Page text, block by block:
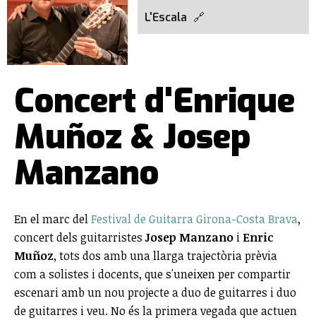
L'Escala
Concert d'Enrique
Muñoz & Josep
Manzano
En el marc delFestival de Guitarra Girona-Costa Brava,
concert dels guitarristesJosep Manzano i Enric
Muñoz, tots dos amb una llarga trajectòria prèvia
com a solistes i docents, que s'uneixen per compartir
escenari amb un nou projecte a duo de guitarres i duo
de guitarres i veu. No és la primera vegada que actuen